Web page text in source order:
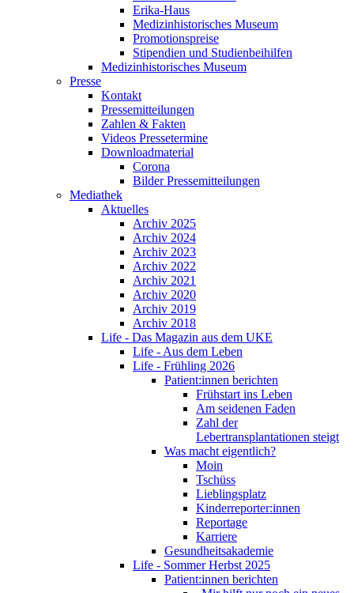
Erika-Haus
Medizinhistorisches Museum
Promotionspreise
Stipendien und Studienbeihilfen
Medizinhistorisches Museum
Presse
Kontakt
Pressemitteilungen
Zahlen & Fakten
Videos Pressetermine
Downloadmaterial
Corona
Bilder Pressemitteilungen
Mediathek
Aktuelles
Archiv 2025
Archiv 2024
Archiv 2023
Archiv 2022
Archiv 2021
Archiv 2020
Archiv 2019
Archiv 2018
Life - Das Magazin aus dem UKE
Life - Aus dem Leben
Life - Frühling 2026
Patient:innen berichten
Frühstart ins Leben
Am seidenen Faden
Zahl der
Lebertransplantationen steigt
Was macht eigentlich?
Moin
Tschüss
Lieblingsplatz
Kinderreporter:innen
Reportage
Karriere
Gesundheitsakademie
Life - Sommer Herbst 2025
Patient:innen berichten